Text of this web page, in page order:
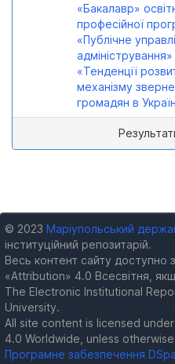
«Бакалавр»
професійної
«Публічне
«Тенденції
механізму
громадян в
© 2023 Маріупольський
інституційний репозитарій.
Весь контент сайту доступно
«Attribution» 4.0 Всесвітня,
The Electronic Institutional
University.
All site content is licensed
4.0 Worldwide, unless
Програмне забезпечення